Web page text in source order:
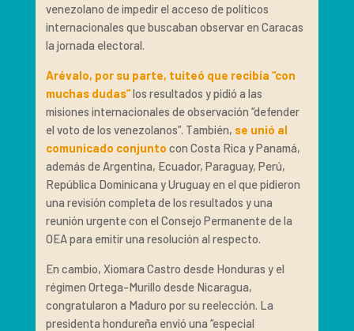
venezolano de impedir el acceso de políticos
internacionales que buscaban observar en Caracas
la jornada electoral.
Arévalo, por su parte, tuiteó que recibía “con
muchas dudas”los resultados y pidió a las
misiones internacionales de observación “defender
el voto de los venezolanos”. También, se unió al
comunicado conjunto con Costa Rica y Panamá,
además de Argentina, Ecuador, Paraguay, Perú,
República Dominicana y Uruguay en el que pidieron
una revisión completa de los resultados y una
reunión urgente con el Consejo Permanente de la
OEA para emitir una resolución al respecto.
En cambio, Xiomara Castro desde Honduras y el
régimen Ortega-Murillo desde Nicaragua,
congratularon a Maduro por su reelección. La
presidenta hondureña envió una “especial